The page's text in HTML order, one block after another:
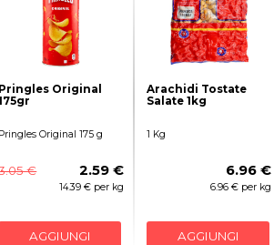
Pringles Original
Pringles Original 175 g
€ 2.59 €
14.39 € per kg
AGGIUNGI
Arachidi Tostate
Salate 1kg
1 Kg
6.96 €
6.96 € per kg
AGGIUNGI